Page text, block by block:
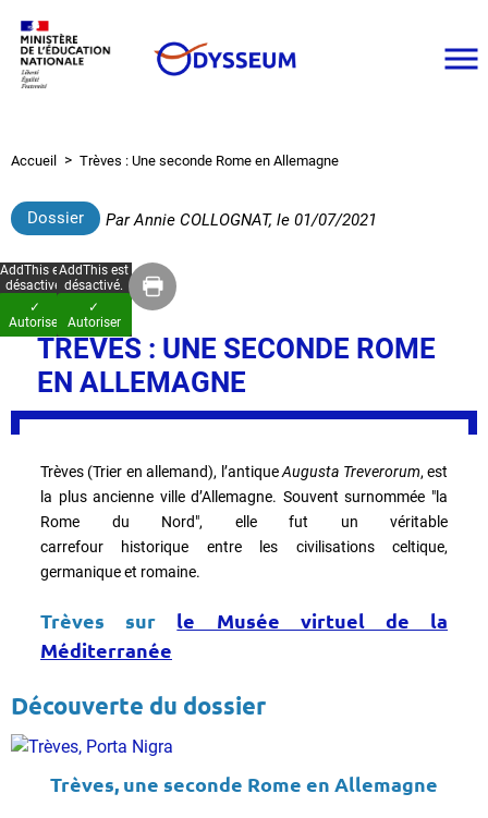
contenu
principal
Fil
Accueil Trèves : Une seconde Rome en Allemagne
Dossier ParAnnie COLLOGNAT, le 01/07/2021
AddThis est
désactivé.
✓
Autoriser
AddThis est
désactivé.
✓
Autoriser
TRÈVES : UNE SECONDE ROME
EN ALLEMAGNE
Trèves (Trier en allemand), l’antiqueAugusta Treverorum, est
la plus ancienne ville d’Allemagne. Souvent surnommée "la
Rome du Nord", elle fut un véritable
carrefour historique entre les civilisations celtique,
germanique et romaine.
Trèves sur le Musée virtuel de la
Méditerranée
Découverte du dossier
Trèves, une seconde Rome en Allemagne